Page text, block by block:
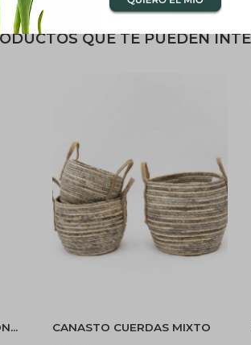
QUE TE PUEDEN
CANASTO CUERDAS MIXTO